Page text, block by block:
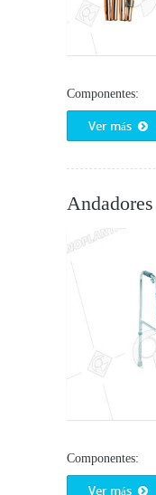
Componentes:
Ver más
Componentes:
Ver más